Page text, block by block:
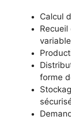
Calcul
forme